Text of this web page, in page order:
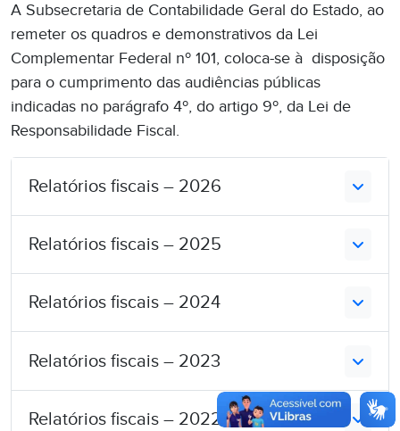
A Subsecretaria de Contabilidade Geral do Estado, ao
remeter os quadros e demonstrativos da Lei
Complementar Federal nº 101, coloca-se à disposição
para o cumprimento das audiências públicas
indicadas no parágrafo 4º, do artigo 9º, da Lei de
Responsabilidade Fiscal.
Relatórios fiscais – 2026
Relatórios fiscais – 2025
Relatórios fiscais – 2024
Relatórios fiscais – 2023
Relatórios fiscais – 2022